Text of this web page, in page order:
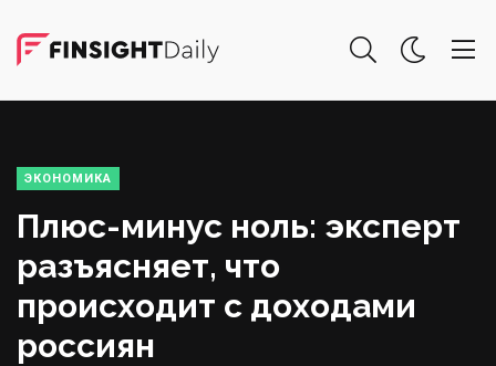
ЭКОНОМИКА
Плюс-минус ноль: эксперт
разъясняет, что
происходит с доходами
россиян